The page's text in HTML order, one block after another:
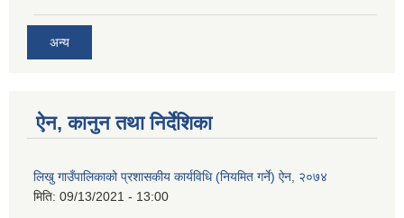
अन्य
ऐन, कानुन तथा निर्देशिका
लिखु गाउँपालिकाको प्रशासकीय कार्यविधि (नियमित गर्ने) ऐन, २०७४
मिति: 09/13/2021 - 13:00